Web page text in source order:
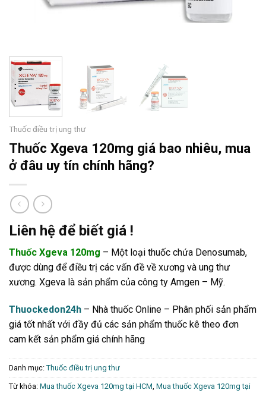
Thuốc điều trị ung thư
Thuốc Xgeva 120mg giá bao nhiêu, mua
ở đâu uy tín chính hãng?
Liên hệ để biết giá !
Thuốc Xgeva 120mg – Một loại thuốc chứa Denosumab,
được dùng để điều trị các vấn đề về xương và ung thư
xương. Xgeva là sản phẩm của công ty Amgen – Mỹ.
Thuockedon24h – Nhà thuốc Online – Phân phối sản phẩm
giá tốt nhất với đầy đủ các sản phẩm thuốc kê theo đơn
cam kết sản phẩm giá chính hãng
Danh mục: Thuốc điều trị ung thư
Từ khóa: Mua thuốc Xgeva 120mg tại HCM, Mua thuốc Xgeva 120mg tại